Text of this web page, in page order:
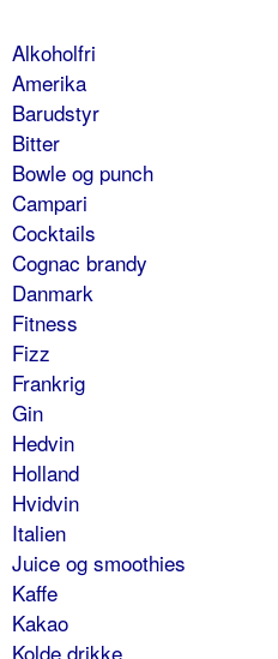
Alkoholfri
Amerika
Barudstyr
Bitter
Bowle og punch
Campari
Cocktails
Cognac brandy
Danmark
Fitness
Fizz
Frankrig
Gin
Hedvin
Holland
Hvidvin
Italien
Juice og smoothies
Kaffe
Kakao
Kolde drikke